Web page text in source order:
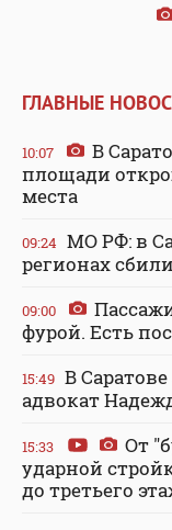
ГЛАВНЫЕ
10:07
В
площади
места
09:24 МО РФ: в
регионах
09:00
фурой. Есть
15:49 В
адвокат
15:33
От
ударной
до третьего